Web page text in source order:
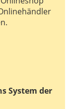
System der